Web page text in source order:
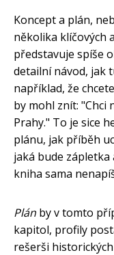
Koncept a plán,
několika klíčových
představuje spíše
detailní návod, jak
například, že
by mohl znít:
Prahy." To je sice
plánu, jak příběh
jaká bude zápletka
kniha sama
Plán by v tomto
kapitol, profily
rešerši